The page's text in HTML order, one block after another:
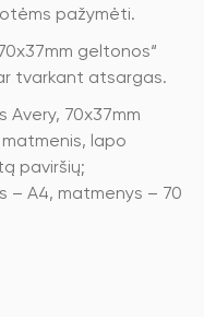
pažymėti.
geltonos“
tvarkant atsargas.
Avery, 70x37mm
lapo
paviršių;
– A4, matmenys – 70